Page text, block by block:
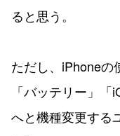
ると思う。
ただし、iPhoneの
「バッテリー」
へと機種変更する